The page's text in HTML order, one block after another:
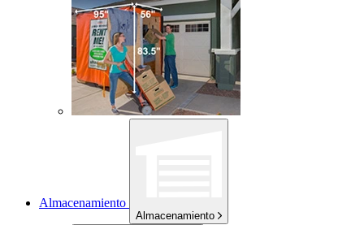
Almacenamiento
Almacenamiento